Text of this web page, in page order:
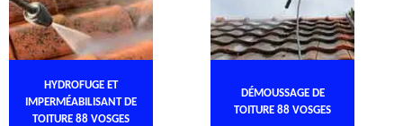
HYDROFUGE ET
IMPERMÉABILISANT DE
TOITURE 88 VOSGES
DÉMOUSSAGE DE
TOITURE 88 VOSGES